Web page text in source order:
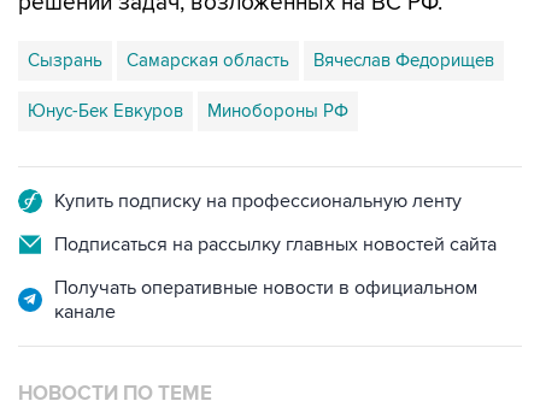
Сызрань Самарская область Вячеслав Федорищев
Юнус-Бек Евкуров Минобороны РФ
Подписаться на рассылку главных новостей сайта
Получать оперативные новости в официальном
НОВОСТИ ПО ТЕМЕ
8 августа 11:29